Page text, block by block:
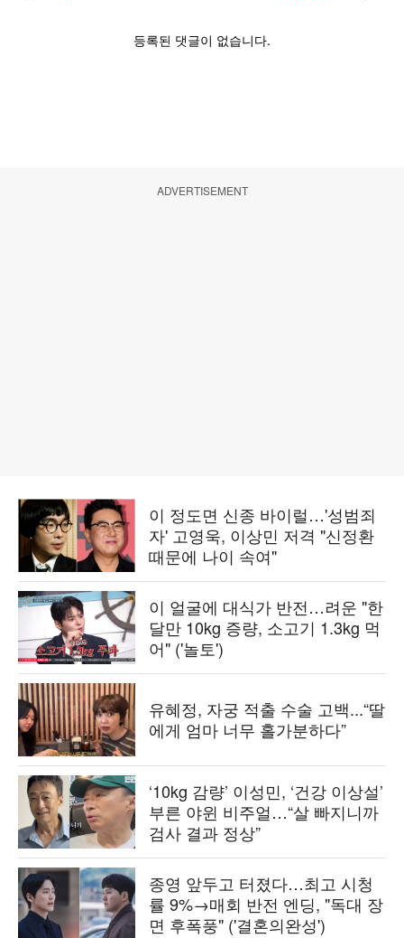
ADVERTISEMENT
이 정도면 신종 바이럴…'성범죄
자' 고영욱, 이상민 저격 "신정환
때문에 나이 속여"
이 얼굴에 대식가 반전…려운 "한
달만 10kg 증량, 소고기 1.3kg 먹
어" ('놀토')
유혜정, 자궁 적출 수술 고백...“딸
에게 엄마 너무 홀가분하다”
‘10kg 감량’ 이성민, ‘건강 이상설’
부른 야윈 비주얼…“살 빠지니까
검사 결과 정상”
종영 앞두고 터졌다…최고 시청
률 9%→매회 반전 엔딩, "독대 장
면 후폭풍" ('결혼의완성')